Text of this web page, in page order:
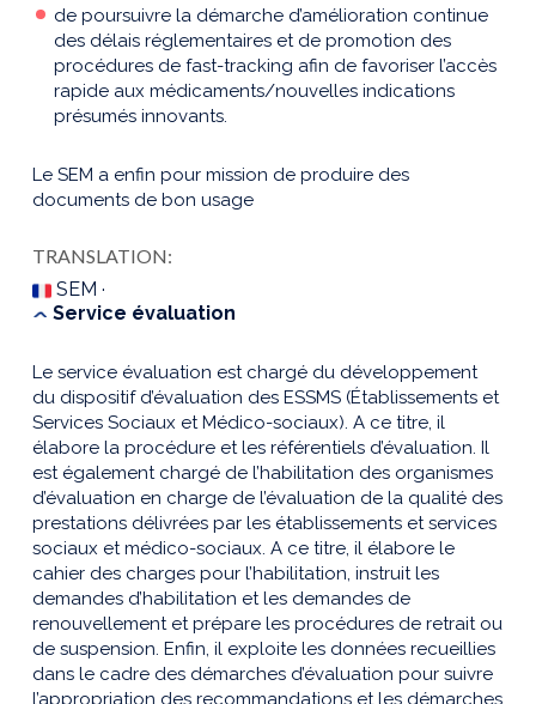
de poursuivre la démarche d’amélioration continue
des délais réglementaires et de promotion des
procédures de fast-tracking afin de favoriser l’accès
rapide aux médicaments/nouvelles indications
présumés innovants.
Le SEM a enfin pour mission de produire des
documents de bon usage
TRANSLATION:
SEM ·
Service évaluation
Le service évaluation est chargé du développement
du dispositif d’évaluation des ESSMS (Établissements et
Services Sociaux et Médico-sociaux). A ce titre, il
élabore la procédure et les référentiels d’évaluation. Il
est également chargé de l’habilitation des organismes
d’évaluation en charge de l’évaluation de la qualité des
prestations délivrées par les établissements et services
sociaux et médico-sociaux. A ce titre, il élabore le
cahier des charges pour l’habilitation, instruit les
demandes d’habilitation et les demandes de
renouvellement et prépare les procédures de retrait ou
de suspension. Enfin, il exploite les données recueillies
dans le cadre des démarches d’évaluation pour suivre
l’appropriation des recommandations et les démarches